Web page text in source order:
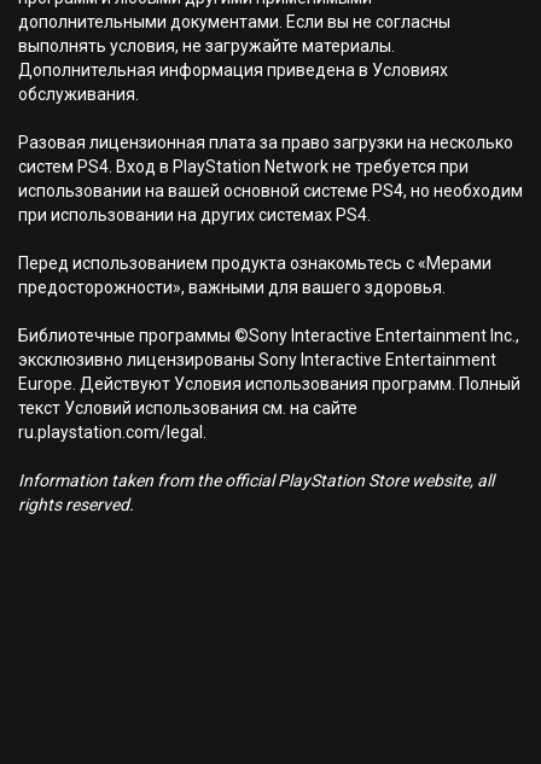
дополнительными документами. Если вы не согласны
выполнять условия, не загружайте материалы.
Дополнительная информация приведена в Условиях
обслуживания.
Разовая лицензионная плата за право загрузки на несколько
систем PS4. Вход в PlayStation Network не требуется при
использовании на вашей основной системе PS4, но необходим
при использовании на других системах PS4.
Перед использованием продукта ознакомьтесь с «Мерами
предосторожности», важными для вашего здоровья.
Библиотечные программы ©Sony Interactive Entertainment Inc.,
эксклюзивно лицензированы Sony Interactive Entertainment
Europe. Действуют Условия использования программ. Полный
текст Условий использования см. на сайте
ru.playstation.com/legal.
Information taken from the official PlayStation Store website, all
rights reserved.